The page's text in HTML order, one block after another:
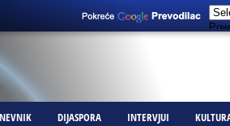
DIJASPORA INTERVJUI